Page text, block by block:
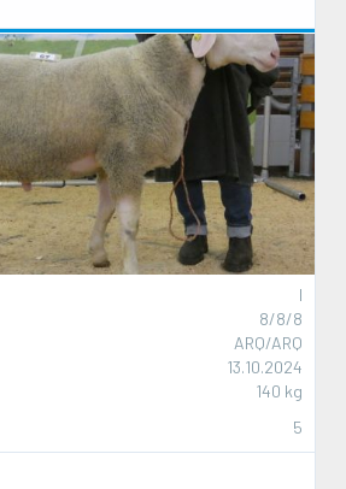
I
8/8/8
ARQ/ARQ
13.10.2024
140 kg
5